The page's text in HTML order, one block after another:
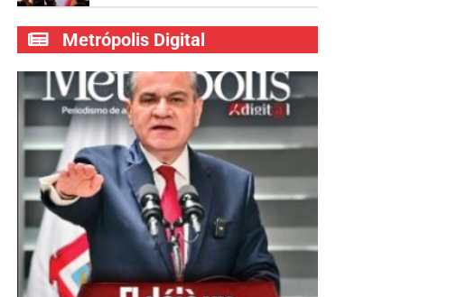
Metrópolis Digital